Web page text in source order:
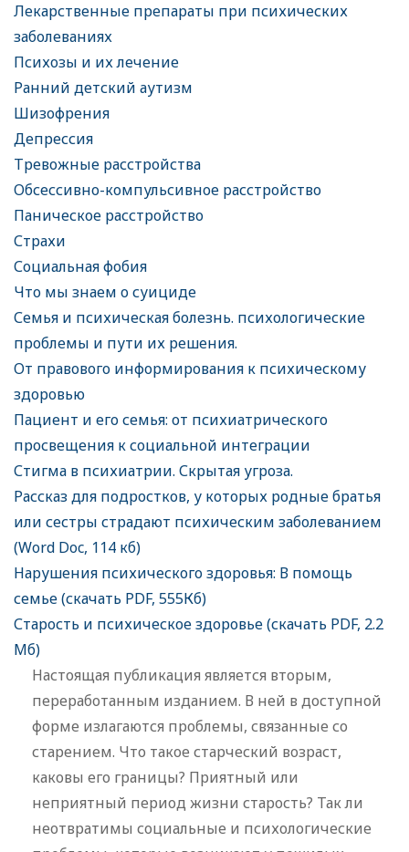
Лекарственные препараты при психических
заболеваниях
Психозы и их лечение
Ранний детский аутизм
Шизофрения
Депрессия
Тревожные расстройства
Обсессивно-компульсивное расстройство
Паническое расстройство
Страхи
Социальная фобия
Что мы знаем о суициде
Семья и психическая болезнь. психологические
проблемы и пути их решения.
От правового информирования к психическому
здоровью
Пациент и его семья: от психиатрического
просвещения к социальной интеграции
Стигма в психиатрии. Скрытая угроза.
Рассказ для подростков, у которых родные братья
или сестры страдают психическим заболеванием
(Word Doc, 114 кб)
Нарушения психического здоровья: В помощь
семье (скачать PDF, 555Кб)
Старость и психическое здоровье (скачать PDF, 2.2
Мб)
Настоящая публикация является вторым,
переработанным изданием. В ней в доступной
форме излагаются проблемы, связанные со
старением. Что такое старческий возраст,
каковы его границы? Приятный или
неприятный период жизни старость? Так ли
неотвратимы социальные и психологические